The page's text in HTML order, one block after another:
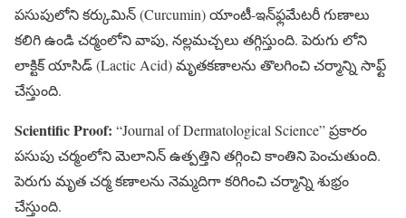
పసుపులోని కర్కుమిన్ (Curcumin) యాంటీ-ఇన్‌ఫ్లమేటరీ గుణాలు
కలిగి ఉండి చర్మంలోని వాపు, నల్లమచ్చలు తగ్గిస్తుంది. పెరుగు లోని
లాక్టిక్ యాసిడ్ (Lactic Acid) మృతకణాలను తొలగించి చర్మాన్ని సాఫ్ట్
చేస్తుంది.
Scientific Proof: “Journal of Dermatological Science” ప్రకారం
పసుపు చర్మంలోని మెలానిన్ ఉత్పత్తిని తగ్గించి కాంతిని పెంచుతుంది.
పెరుగు మృత చర్మ కణాలను నెమ్మదిగా కరిగించి చర్మాన్ని శుభ్రం
చేస్తుంది.